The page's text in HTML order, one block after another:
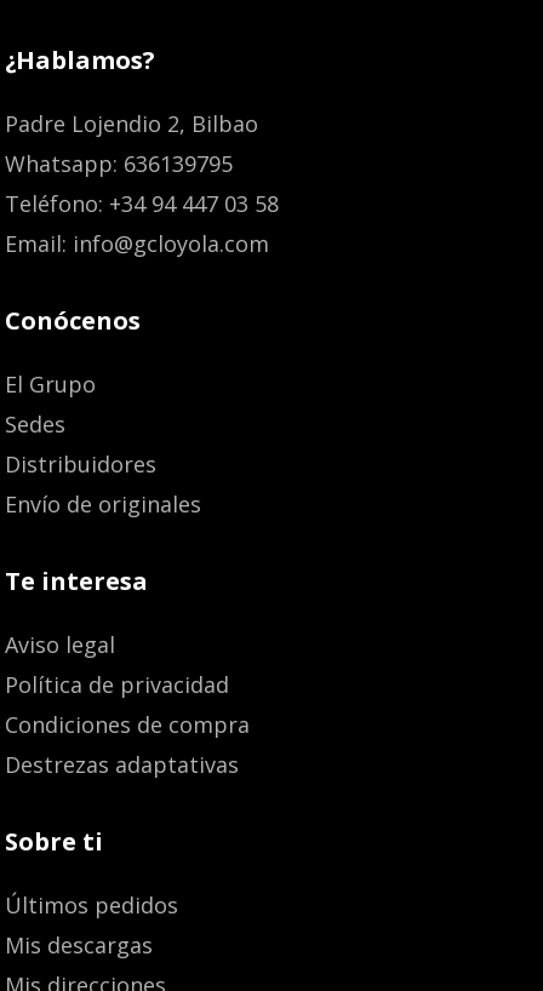
¿Hablamos?
Padre Lojendio 2, Bilbao
Whatsapp: 636139795
Teléfono: +34 94 447 03 58
Email: info@gcloyola.com
Conócenos
El Grupo
Sedes
Distribuidores
Envío de originales
Te interesa
Aviso legal
Política de privacidad
Condiciones de compra
Destrezas adaptativas
Sobre ti
Últimos pedidos
Mis descargas